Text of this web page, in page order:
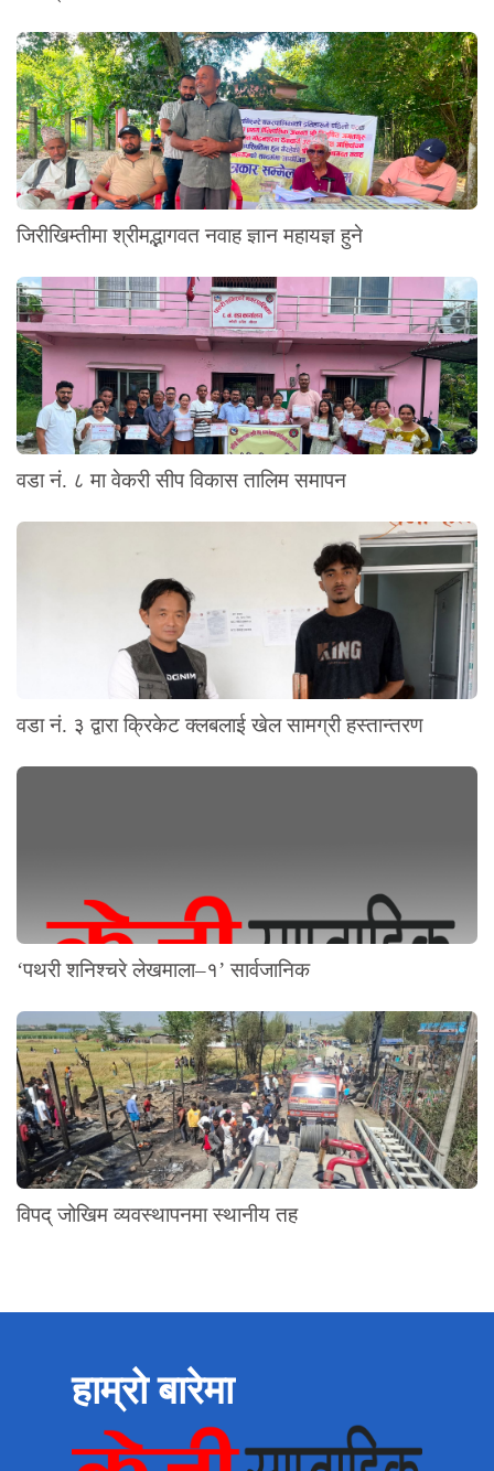
जिरीखिम्तीमा श्रीमद्भागवत नवाह ज्ञान महायज्ञ हुने
वडा नं. ८ मा वेकरी सीप विकास तालिम समापन
वडा नं. ३ द्वारा क्रिकेट क्लबलाई खेल सामग्री हस्तान्तरण
‘पथरी शनिश्चरे लेखमाला–१’ सार्वजानिक
विपद् जोखिम व्यवस्थापनमा स्थानीय तह
हाम्रो बारेमा